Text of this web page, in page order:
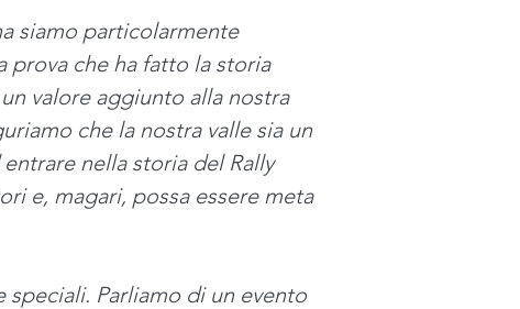
siamo particolarmente
prova che ha fatto la storia
valore aggiunto alla nostra
che la nostra valle sia un
nella storia del Rally
e, magari, possa essere meta
Parliamo di un evento